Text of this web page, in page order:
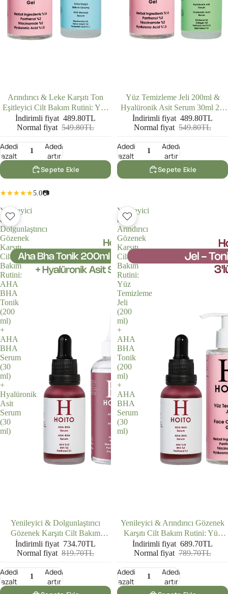
Arındırıcı & Leke Karşıtı Ton
Eşitleyici Cilt Bakım Rutini: Yüz
Temizleme Jeli (200 ml) + Leke
Karşıtı Bakım Serumu (30 ml)
İndirimli fiyat 489.80TL
Normal fiyat 549.80TL
Adedi
azalt
Adedi
artır
Sepete Ekle
5.0📷
Yüz Temizleme Jeli 200ml &
Hyalüronik Asit Serum 30ml 2'li
Set
İndirimli fiyat 489.80TL
Normal fiyat 549.80TL
Adedi
azalt
Adedi
artır
Sepete Ekle
Yenileyici
&
Dolgunlaştırıcı
Gözenek
Karşıtı
Cilt
Bakım
Rutini:
AHA
BHA
Tonik
(200
ml)
+
AHA
BHA
Serum
(30
ml)
+
Hyalüronik
Asit
Serum
(30
ml)
Yenileyici & Dolgunlaştırıcı
Gözenek Karşıtı Cilt Bakım
Rutini: AHA BHA Tonik (200 ml)
+ AHA BHA Serum (30 ml) +
İndirimli fiyat 734.70TL
Normal fiyat 819.70TL
Adedi
azalt
Adedi
artır
Yenileyici
&
Arındırıcı
Gözenek
Karşıtı
Cilt
Bakım
Rutini:
Yüz
Temizleme
Jeli
(200
ml)
+
AHA
BHA
Tonik
(200
ml)
+
AHA
BHA
Serum
(30
ml)
Yenileyici & Arındırıcı Gözenek
Karşıtı Cilt Bakım Rutini: Yüz
Temizleme Jeli (200 ml) + AHA
BHA Tonik (200 ml) + AHA
İndirimli fiyat 689.70TL
Normal fiyat 789.70TL
Adedi
azalt
Adedi
artır